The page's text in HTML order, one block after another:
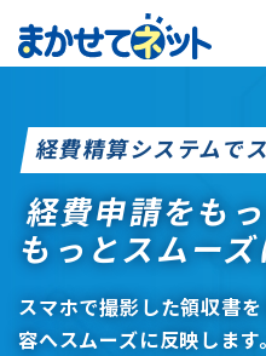
経費精算システムで
経費申請をも
もっとスムーズ
スマホで撮影した領収書
容へスムーズに反映します。